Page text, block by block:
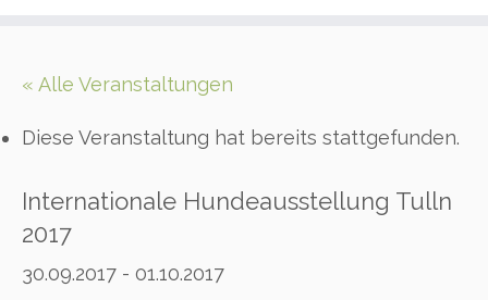
« Alle Veranstaltungen
Diese Veranstaltung hat bereits stattgefunden.
Internationale Hundeausstellung Tulln
2017
30.09.2017 - 01.10.2017